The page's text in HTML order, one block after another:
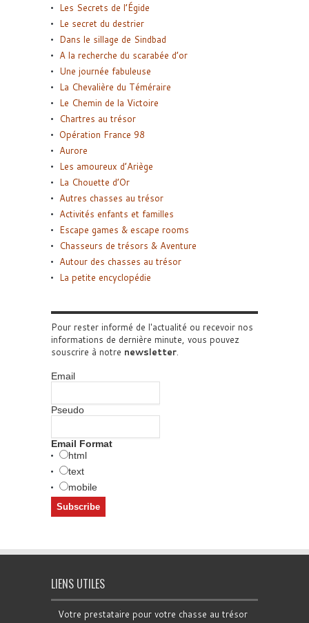
Les Secrets de l’Égide
Le secret du destrier
Dans le sillage de Sindbad
A la recherche du scarabée d’or
Une journée fabuleuse
La Chevalière du Téméraire
Le Chemin de la Victoire
Chartres au trésor
Opération France 98
Aurore
Les amoureux d’Ariège
La Chouette d’Or
Autres chasses au trésor
Activités enfants et familles
Escape games & escape rooms
Chasseurs de trésors & Aventure
Autour des chasses au trésor
La petite encyclopédie
Pour rester informé de l'actualité ou recevoir nos
informations de dernière minute, vous pouvez
souscrire à notre newsletter.
Email
Pseudo
Email Format
html
text
mobile
LIENS UTILES
Votre prestataire pour votre chasse au trésor